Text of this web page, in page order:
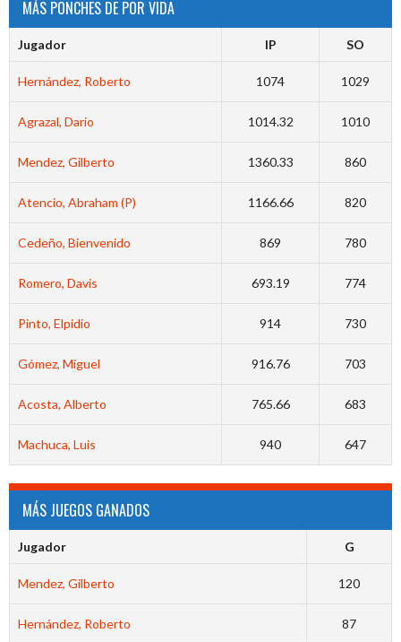
MÁS PONCHES DE POR VIDA
Jugador IP SO
Hernández, Roberto 1074 1029
Agrazal, Dario 1014.32 1010
Mendez, Gilberto 1360.33 860
Atencio, Abraham (P) 1166.66 820
Cedeño, Bienvenido 869 780
Romero, Davis 693.19 774
Pinto, Elpidio 914 730
Gómez, Miguel 916.76 703
Acosta, Alberto 765.66 683
Machuca, Luis 940 647
MÁS JUEGOS GANADOS
Jugador G
Mendez, Gilberto 120
Hernández, Roberto 87